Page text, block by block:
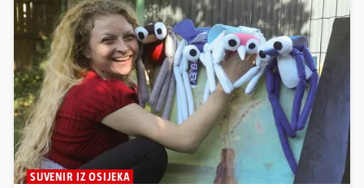
SUVENIR IZ OSIJEKA